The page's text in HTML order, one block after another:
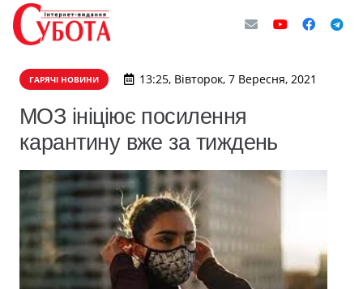
ГАРЯЧІ НОВИНИ 13:25, Вівторок, 7 Вересня, 2021
МОЗ ініціює посилення
карантину вже за тиждень